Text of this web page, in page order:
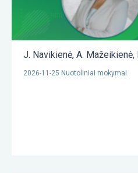
J. Navikienė, A. Mažeikienė,
2026-11-25 Nuotoliniai mokymai